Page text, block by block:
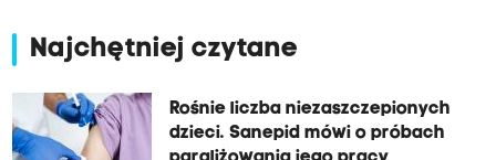
Najchętniej czytane
Rośnie liczba niezaszczepionych
dzieci. Sanepid mówi o próbach